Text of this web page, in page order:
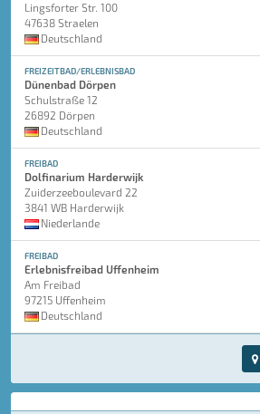
Lingsforter Str. 100
47638 Straelen
Deutschland
FREIZEITBAD/ERLEBNISBAD
Dünenbad Dörpen
Schulstraße 12
26892 Dörpen
Deutschland
FREIBAD
Dolfinarium Harderwijk
Zuiderzeeboulevard 22
3841 WB Harderwijk
Niederlande
FREIBAD
Erlebnisfreibad Uffenheim
Am Freibad
97215 Uffenheim
Deutschland